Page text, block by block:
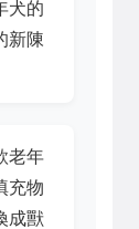
犬的
新陳
老年
充物
成獸